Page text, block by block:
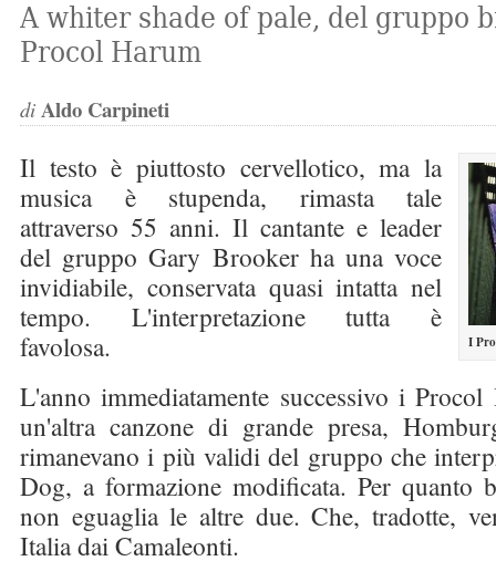
A whiter shade of pale, del gruppo
Procol Harum
di Aldo Carpineti
I
Il testo è piuttosto cervellotico, ma la
musica è stupenda, rimasta tale
attraverso 55 anni. Il cantante e leader
del gruppo Gary Brooker ha una voce
invidiabile, conservata quasi intatta nel
tempo. L'interpretazione tutta è
favolosa.
L'anno immediatamente successivo i
un'altra canzone di grande presa,
rimanevano i più validi del gruppo che
Dog, a formazione modificata. Per quanto
non eguaglia le altre due. Che, tradotte,
Italia dai Camaleonti.